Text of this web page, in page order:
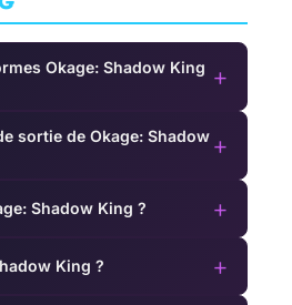
Okage: Shadow King +
sortie de Okage: Shadow +
Shadow King ? +
King ? +